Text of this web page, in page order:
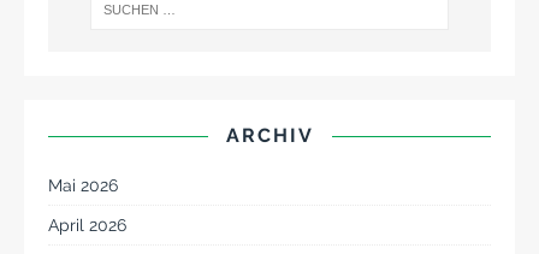
ARCHIV
Mai 2026
April 2026